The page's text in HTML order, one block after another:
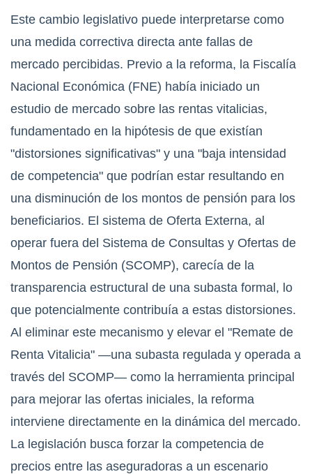
Este cambio legislativo puede interpretarse como
una medida correctiva directa ante fallas de
mercado percibidas. Previo a la reforma, la Fiscalía
Nacional Económica (FNE) había iniciado un
estudio de mercado sobre las rentas vitalicias,
fundamentado en la hipótesis de que existían
"distorsiones significativas" y una "baja intensidad
de competencia" que podrían estar resultando en
una disminución de los montos de pensión para los
beneficiarios. El sistema de Oferta Externa, al
operar fuera del Sistema de Consultas y Ofertas de
Montos de Pensión (SCOMP), carecía de la
transparencia estructural de una subasta formal, lo
que potencialmente contribuía a estas distorsiones.
Al eliminar este mecanismo y elevar el "Remate de
Renta Vitalicia" —una subasta regulada y operada a
través del SCOMP— como la herramienta principal
para mejorar las ofertas iniciales, la reforma
interviene directamente en la dinámica del mercado.
La legislación busca forzar la competencia de
precios entre las aseguradoras a un escenario